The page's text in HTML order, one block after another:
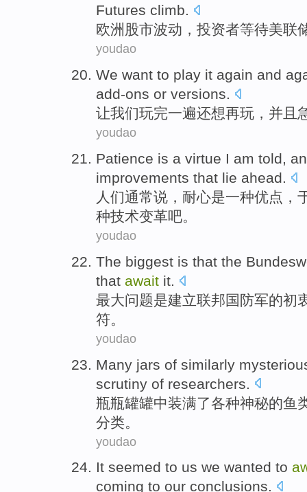
Futures climb.
欧洲 股市波动 ， 投资者等待美联
youdao
We want to play it again and
add-ons or versions.
让我们玩完一遍还想再玩 ， 并且
youdao
Patience is a virtue I am told,
improvements that lie ahead.
人们通常说 ， 耐心是一种优点 ，
种技术变革吧。
youdao
The biggest is that the
that await it.
最大问题是建立联邦国防军的初
符。
youdao
Many jars of similarly
scrutiny of researchers
瓶瓶罐罐中装满了各种神秘的鱼
分类。
youdao
It seemed to us we wanted to
coming to our conclusions.